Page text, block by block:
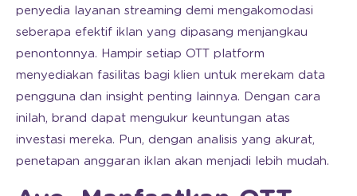
penyedia layanan streaming demi mengakomodasi
seberapa efektif iklan yang dipasang menjangkau
penontonnya. Hampir setiap OTT platform
menyediakan fasilitas bagi klien untuk merekam data
pengguna dan insight penting lainnya. Dengan cara
inilah, brand dapat mengukur keuntungan atas
investasi mereka. Pun, dengan analisis yang akurat,
penetapan anggaran iklan akan menjadi lebih mudah.